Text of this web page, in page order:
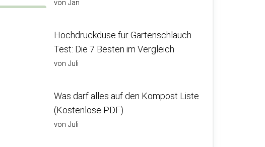
von Jan
Hochdruckdüse für Gartenschlauch
Test: Die 7 Besten im Vergleich
von Juli
Was darf alles auf den Kompost Liste
(Kostenlose PDF)
von Juli